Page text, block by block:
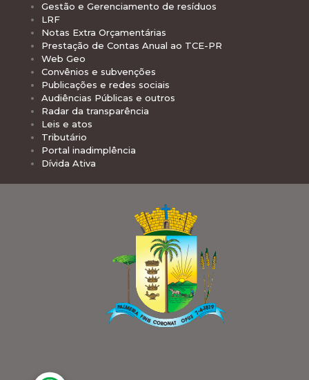
Gestão e Gerenciamento de resíduos
LRF
Notas Extra Orçamentárias
Prestação de Contas Anual ao TCE-PR
Web Geo
Convênios e subvenções
Publicações e redes sociais
Audiências Públicas e outros
Radar da transparência
Leis e atos
Tributário
Portal inadimplência
Dívida Ativa